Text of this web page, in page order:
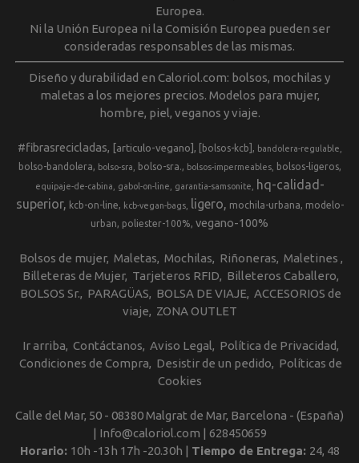
Europea.
Ni la Unión Europea ni la Comisión Europea pueden ser
consideradas responsables de las mismas.
Diseño y durabilidad en Caloriol.com: bolsos, mochilas y
maletas a los mejores precios. Modelos para mujer,
hombre, piel, veganos y viaje.
#fibrasrecicladas [articulo-vegano] [bolsos-kcb] bandolera-regulable
bolso-bandolera bolso-sra bolso-sra. bolsos-impermeables bolsos-ligeros
equipaje-de-cabina gabol-on-line garantia-samsonite
hq-calidad-
superior
kcb-on-line kcb-vegan-bags ligero mochila-urbana
modelo-
urban
poliester-100% vegano-100%
Bolsos de mujer Maletas Mochilas Riñoneras Maletines
Billeteras de Mujer Tarjeteros RFID
Billeteros Caballero
BOLSOS Sr.
PARAGÜAS BOLSA DE VIAJE ACCESORIOS de
viaje
ZONA OUTLET
Ir arriba Contáctanos Aviso Legal
Política de Privacidad
Condiciones de Compra
Desistir de un pedido
Políticas de
Cookies
Calle del Mar, 50 - 08380 Malgrat de Mar, Barcelona - (España)
| Info@caloriol.com | 628450659
Horario: 10h -13h 17h -20.30h | Tiempo de Entrega: 24, 48